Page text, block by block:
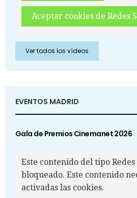
Aceptar cookies de Redes
Ver todos los vídeos
EVENTOS MADRID
Gala de Premios Cinemanet 2026
Este contenido del tipo Redes
bloqueado. Este contenido
activadas las cookies.